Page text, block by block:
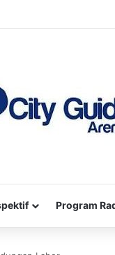
Program